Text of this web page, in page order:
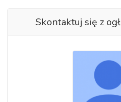
Skontaktuj się z